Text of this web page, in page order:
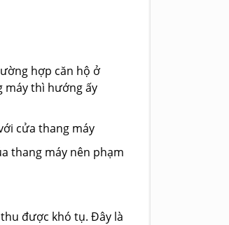
hợp căn hộ ở
máy thì hướng ấy
cửa thang máy
thang máy nên phạm
được khó tụ. Đây là